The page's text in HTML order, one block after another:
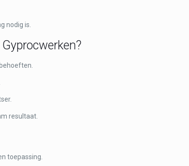
nodig is.
resultaat.
toepassing.